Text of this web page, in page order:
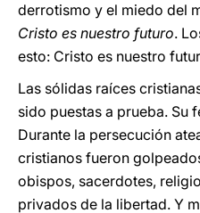
derrotismo y el miedo del
Cristo es nuestro futuro.
esto: Cristo es nuestro
Las sólidas raíces
sido puestas a prueba. Su
Durante la persecución
cristianos fueron
obispos, sacerdotes,
privados de la libertad. Y